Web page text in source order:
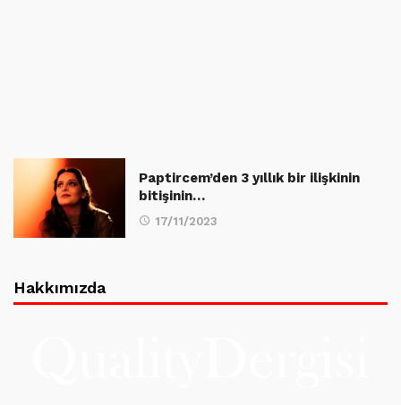
Paptircem’den 3 yıllık bir ilişkinin
bitişinin…
17/11/2023
Hakkımızda